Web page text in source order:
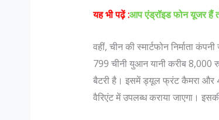
यह भी पढ़ें :आप एंड्रॉइड फोन यूजर हैं
वहीं, चीन की स्मार्टफोन निर्माता
799 चीनी युआन यानी करीब 8,000
बैटरी है। इसमें ड्यूल फ्रंट कैमरा और
वैरिएंट में उपलब्ध कराया जाएगा।